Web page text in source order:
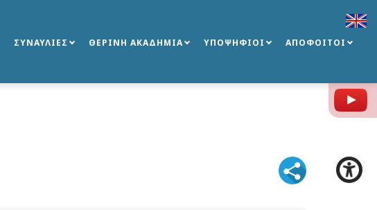
ΣΥΝΑΥΛΙΕΣ ΘΕΡΙΝΗ ΑΚΑΔΗΜΙΑ ΥΠΟΨΗΦΙΟΙ ΑΠΟΦΟΙΤΟΙ